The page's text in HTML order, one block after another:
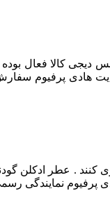
دیجی کالا فعال
هادی پرفیوم
کنند . عطر ادکلن
نمایندگی